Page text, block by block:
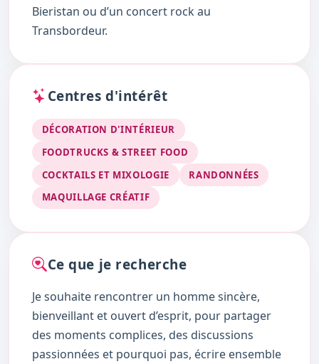
Bieristan ou d’un concert rock au
Transbordeur.
Centres d'intérêt
DÉCORATION D'INTÉRIEUR
FOODTRUCKS & STREET FOOD
COCKTAILS ET MIXOLOGIE
RANDONNÉES
MAQUILLAGE CRÉATIF
Ce que je recherche
Je souhaite rencontrer un homme sincère,
bienveillant et ouvert d’esprit, pour partager
des moments complices, des discussions
passionnées et pourquoi pas, écrire ensemble